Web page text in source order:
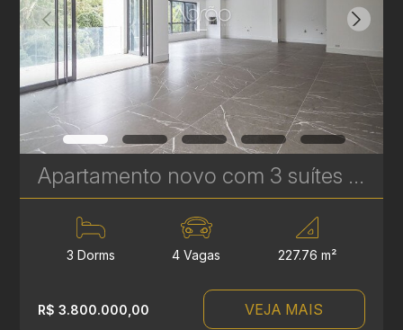
Apartamento novo com 3 suítes à venda no Ecoville em Curitiba - Signature - Plaenge | Ref. 1754
3 Dorms 4 Vagas 227.76 m²
R$ 3.800.000,00 VEJA MAIS